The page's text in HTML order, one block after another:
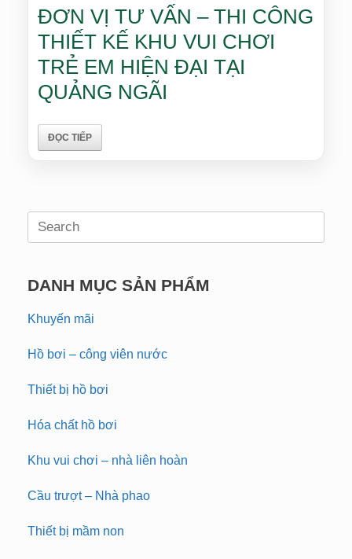
ĐƠN VỊ TƯ VẤN – THI CÔNG
THIẾT KẾ KHU VUI CHƠI
TRẺ EM HIỆN ĐẠI TẠI
QUẢNG NGÃI
ĐỌC TIẾP
Search
DANH MỤC SẢN PHẨM
Khuyến mãi
Hồ bơi – công viên nước
Thiết bị hồ bơi
Hóa chất hồ bơi
Khu vui chơi – nhà liên hoàn
Cầu trượt – Nhà phao
Thiết bị mầm non